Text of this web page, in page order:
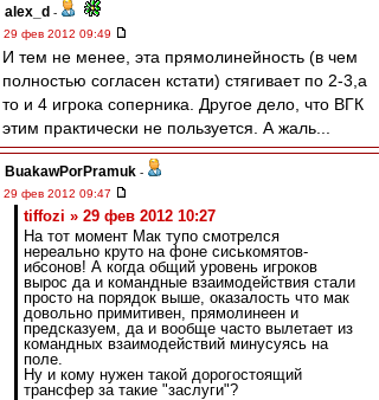
alex_d -
29 фев 2012 09:49
И тем не менее, эта прямолинейность (в чем
полностью согласен кстати) стягивает по 2-3,а
то и 4 игрока соперника. Другое дело, что ВГК
этим практически не пользуется. А жаль...
BuakawPorPramuk -
29 фев 2012 09:47
tiffozi » 29 фев 2012 10:27
На тот момент Мак тупо смотрелся
нереально круто на фоне сиськомятов-
ибсонов! А когда общий уровень игроков
вырос да и командные взаимодействия стали
просто на порядок выше, оказалость что мак
довольно примитивен, прямолинеен и
предсказуем, да и вообще часто вылетает из
командных взаимодействий минусуясь на
поле.
Ну и кому нужен такой дорогостоящий
трансфер за такие "заслуги"?